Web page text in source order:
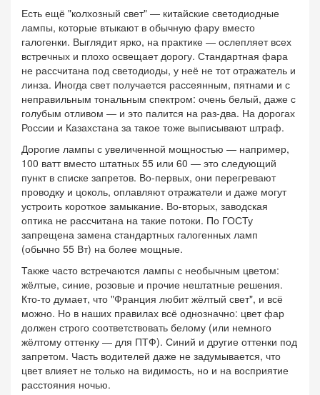
Есть ещё "колхозный свет" — китайские светодиодные
лампы, которые втыкают в обычную фару вместо
галогенки. Выглядит ярко, на практике — ослепляет всех
встречных и плохо освещает дорогу. Стандартная фара
не рассчитана под светодиоды, у неё не тот отражатель и
линза. Иногда свет получается рассеянным, пятнами и с
неправильным тональным спектром: очень белый, даже с
голубым отливом — и это палится на раз-два. На дорогах
России и Казахстана за такое тоже выписывают штраф.
Дорогие лампы с увеличенной мощностью — например,
100 ватт вместо штатных 55 или 60 — это следующий
пункт в списке запретов. Во-первых, они перегревают
проводку и цоколь, оплавляют отражатели и даже могут
устроить короткое замыкание. Во-вторых, заводская
оптика не рассчитана на такие потоки. По ГОСТу
запрещена замена стандартных галогенных ламп
(обычно 55 Вт) на более мощные.
Также часто встречаются лампы с необычным цветом:
жёлтые, синие, розовые и прочие нештатные решения.
Кто-то думает, что "Франция любит жёлтый свет", и всё
можно. Но в наших правилах всё однозначно: цвет фар
должен строго соответствовать белому (или немного
жёлтому оттенку — для ПТФ). Синий и другие оттенки под
запретом. Часть водителей даже не задумывается, что
цвет влияет не только на видимость, но и на восприятие
расстояния ночью.